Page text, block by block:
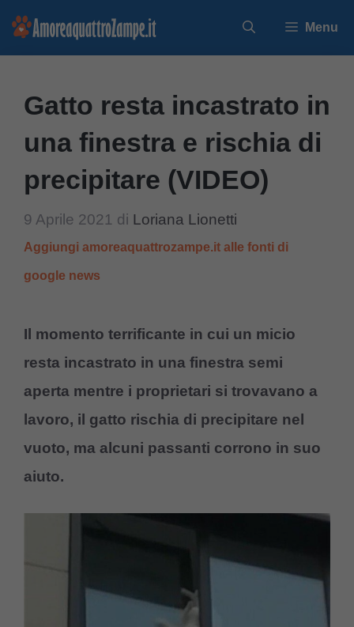
Vai
Menu
Gatto resta incastrato in
una finestra e rischia di
precipitare (VIDEO)
9 Aprile 2021 di Loriana Lionetti
Aggiungi amoreaquattrozampe.it alle fonti di
google news
Il momento terrificante in cui un micio
resta incastrato in una finestra semi
aperta mentre i proprietari si trovavano a
lavoro, il gatto rischia di precipitare nel
vuoto, ma alcuni passanti corrono in suo
aiuto.